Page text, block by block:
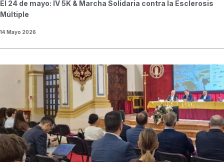
El 24 de mayo: IV 5K & Marcha Solidaria contra la Esclerosis
Múltiple
14 Mayo 2026